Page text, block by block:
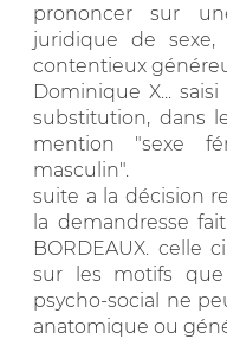
prononcer sur
juridique de
contentieux
Dominique X...
substitution, dans
mention "sexe
masculin".
suite a la décision
la demandresse
BORDEAUX. celle
sur les motifs
psycho-social ne
anatomique ou